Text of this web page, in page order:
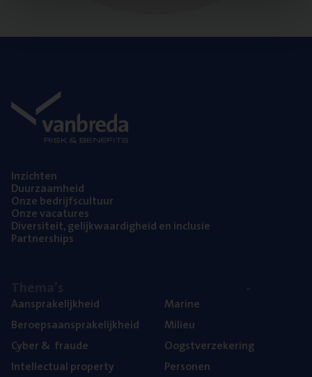
Inzich­ten
Duur­zaam­heid
Onze bedrijfs­cul­tuur
Onze vaca­tu­res
Diver­si­teit, gelijk­waar­dig­heid en inclusie
Part­ner­ships
Aan­spra­ke­lijk­heid
Beroeps­aan­spra­ke­lijk­heid
Cyber& fraude
Intel­lec­tu­al property
Mari­ne
Mili­eu
Oogst­ver­ze­ke­ring
Per­so­nen